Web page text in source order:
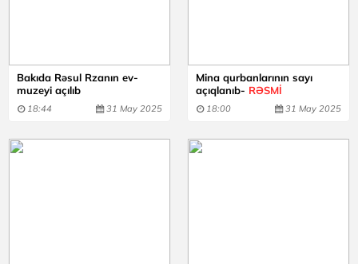
Bakıda Rəsul Rzanın ev-
muzeyi açılıb
18:44 31 May 2025
Mina qurbanlarının sayı
açıqlanıb- RƏSMİ
18:00 31 May 2025